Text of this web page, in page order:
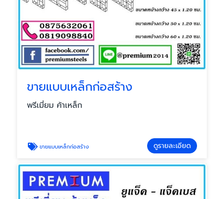
ขายแบบเหล็กก่อสร้าง
พรีเมี่ยม ค้าเหล็ก
ขายแบบเหล็กก่อสร้าง ดูรายละเอียด